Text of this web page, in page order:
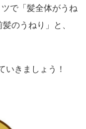
で「髪全体がうね
のうねり」と、
いきましょう！